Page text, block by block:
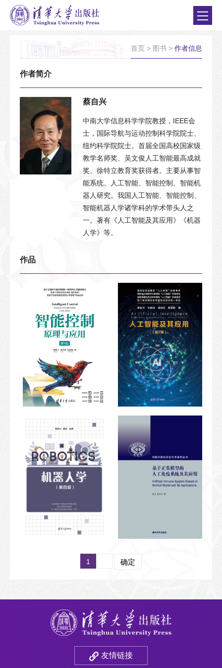
首页 > 图书 > 作者信息
作者简介
蔡自兴
中南大学信息科学学院教授，IEEE会
士，国际导航与运动控制科学院院士、
纽约科学院院士。首届全国高校国家级
教学名师奖、吴文俊人工智能最高成就
奖、徐特立教育奖获得者。主要从事智
能系统、人工智能、智能控制、智能机
器人研究。我国人工智能、智能控制、
智能机器人学诸学科的学术带头人之
一。著有《人工智能及其应用》《机器
人学》等。
作品
1 确定
友情链接